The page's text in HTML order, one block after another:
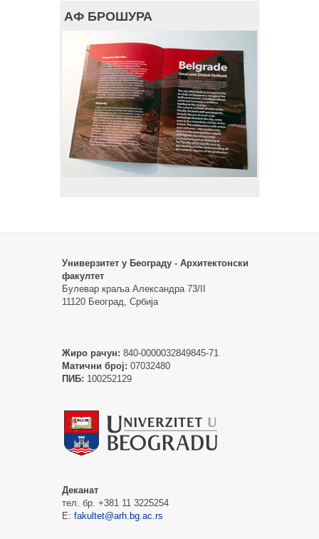
АФ БРОШУРА
Универзитет у Београду - Архитектонски
факултет
Булевар краља Александра 73/II
11120 Београд, Србија
Жиро рачун: 840-0000032849845-71
Матични број: 07032480
ПИБ: 100252129
Деканат
тел. бр. +381 11 3225254
Е: fakultet@arh.bg.ac.rs